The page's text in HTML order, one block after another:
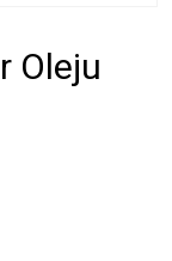
Oleju